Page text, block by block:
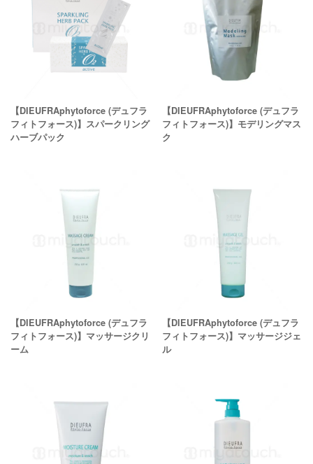
【DIEUFRAphytoforce (デュフラ
フィトフォース)】スパークリング
ハーブパック
【DIEUFRAphytoforce (デュフラ
フィトフォース)】モデリングマス
ク
【DIEUFRAphytoforce (デュフラ
フィトフォース)】マッサージクリ
ーム
【DIEUFRAphytoforce (デュフラ
フィトフォース)】マッサージジェ
ル